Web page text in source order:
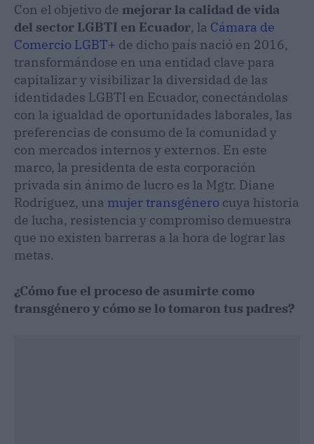
Con el objetivo de mejorar la calidad de vida
del sector LGBTI en Ecuador, la Cámara de
Comercio LGBT+ de dicho país nació en 2016,
transformándose en una entidad clave para
capitalizar y visibilizar la diversidad de las
identidades LGBTI en Ecuador, conectándolas
con la igualdad de oportunidades laborales, las
preferencias de consumo de la comunidad y
con mercados internos y externos. En este
marco, la presidenta de esta corporación
privada sin ánimo de lucro es la Mgtr. Diane
Rodríguez, una mujer transgénero cuya historia
de lucha, resistencia y compromiso demuestra
que no existen barreras a la hora de lograr las
metas.
¿Cómo fue el proceso de asumirte como
transgénero y cómo se lo tomaron tus padres?